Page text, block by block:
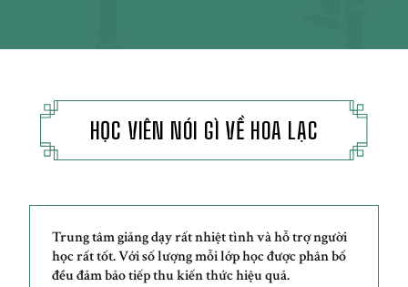
HỌC VIÊN NÓI GÌ VỀ HOA LẠC
Trung tâm giảng dạy rất nhiệt tình và hỗ trợ người
học rất tốt. Với số lượng mỗi lớp học được phân bố
đều đảm bảo tiếp thu kiến thức hiệu quả.